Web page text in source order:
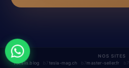
NOS SITES
vocalis.blog
tesla-mag.ch master-seller.fr